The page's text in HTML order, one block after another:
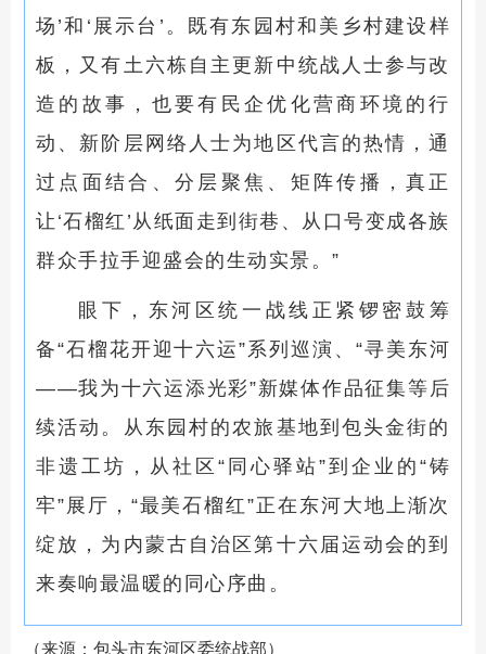
场’和‘展示台’。既有东园村和美乡村建设样
板，又有土六栋自主更新中统战人士参与改
造的故事，也要有民企优化营商环境的行
动、新阶层网络人士为地区代言的热情，通
过点面结合、分层聚焦、矩阵传播，真正
让‘石榴红’从纸面走到街巷、从口号变成各族
群众手拉手迎盛会的生动实景。”
眼下，东河区统一战线正紧锣密鼓筹
备“石榴花开迎十六运”系列巡演、“寻美东河
——我为十六运添光彩”新媒体作品征集等后
续活动。从东园村的农旅基地到包头金街的
非遗工坊，从社区“同心驿站”到企业的“铸
牢”展厅，“最美石榴红”正在东河大地上渐次
绽放，为内蒙古自治区第十六届运动会的到
来奏响最温暖的同心序曲。
（来源：包头市东河区委统战部）